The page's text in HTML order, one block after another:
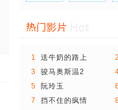
1 送牛奶的路上 2
3
骏马奥斯温2
5 阮玲玉 6
7 挡不住的疯情